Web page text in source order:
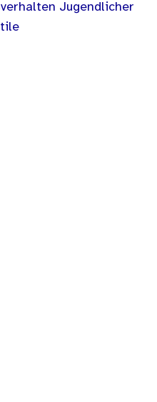
Jugendlicher